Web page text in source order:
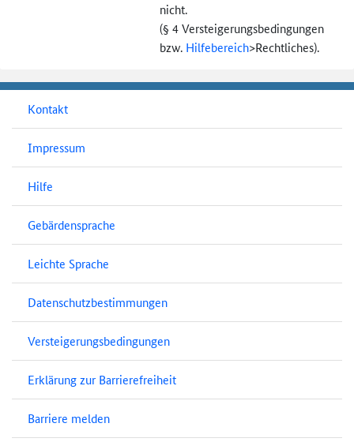
nicht.
(§ 4 Versteigerungs­bedingungen
bzw. Hilfebereich>Rechtliches).
Kontakt
Impressum
Hilfe
Gebärdensprache
Leichte Sprache
Datenschutzbestimmungen
Versteigerungsbedingungen
Erklärung zur Barrierefreiheit
Barriere melden